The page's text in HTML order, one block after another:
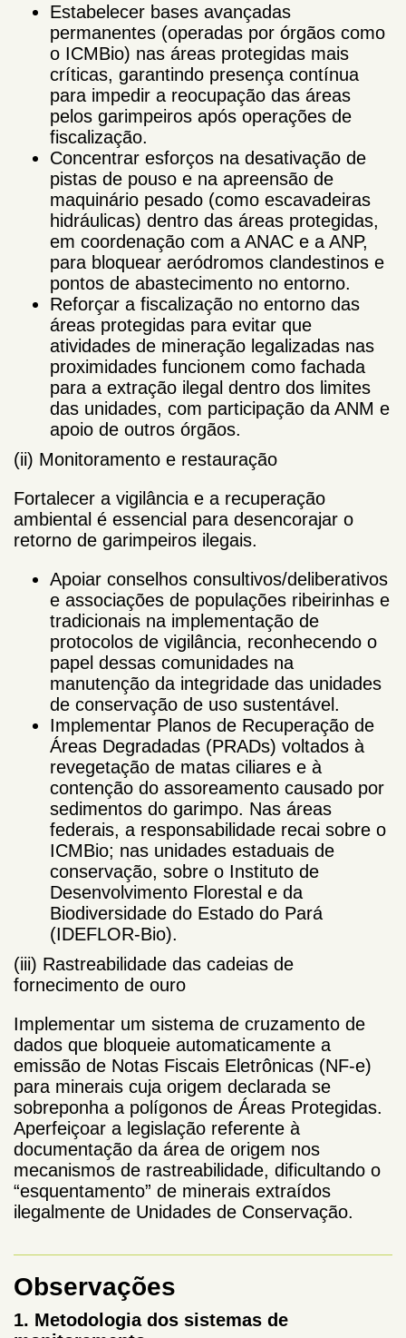
Estabelecer bases avançadas
permanentes (operadas por órgãos como
o ICMBio) nas áreas protegidas mais
críticas, garantindo presença contínua
para impedir a reocupação das áreas
pelos garimpeiros após operações de
fiscalização.
Concentrar esforços na desativação de
pistas de pouso e na apreensão de
maquinário pesado (como escavadeiras
hidráulicas) dentro das áreas protegidas,
em coordenação com a ANAC e a ANP,
para bloquear aeródromos clandestinos e
pontos de abastecimento no entorno.
Reforçar a fiscalização no entorno das
áreas protegidas para evitar que
atividades de mineração legalizadas nas
proximidades funcionem como fachada
para a extração ilegal dentro dos limites
das unidades, com participação da ANM e
apoio de outros órgãos.
(ii) Monitoramento e restauração
Fortalecer a vigilância e a recuperação
ambiental é essencial para desencorajar o
retorno de garimpeiros ilegais.
Apoiar conselhos consultivos/deliberativos
e associações de populações ribeirinhas e
tradicionais na implementação de
protocolos de vigilância, reconhecendo o
papel dessas comunidades na
manutenção da integridade das unidades
de conservação de uso sustentável.
Implementar Planos de Recuperação de
Áreas Degradadas (PRADs) voltados à
revegetação de matas ciliares e à
contenção do assoreamento causado por
sedimentos do garimpo. Nas áreas
federais, a responsabilidade recai sobre o
ICMBio; nas unidades estaduais de
conservação, sobre o Instituto de
Desenvolvimento Florestal e da
Biodiversidade do Estado do Pará
(IDEFLOR-Bio).
(iii) Rastreabilidade das cadeias de
fornecimento de ouro
Implementar um sistema de cruzamento de
dados que bloqueie automaticamente a
emissão de Notas Fiscais Eletrônicas (NF-e)
para minerais cuja origem declarada se
sobreponha a polígonos de Áreas Protegidas.
Aperfeiçoar a legislação referente à
documentação da área de origem nos
mecanismos de rastreabilidade, dificultando o
“esquentamento” de minerais extraídos
ilegalmente de Unidades de Conservação.
Observações
1. Metodologia dos sistemas de